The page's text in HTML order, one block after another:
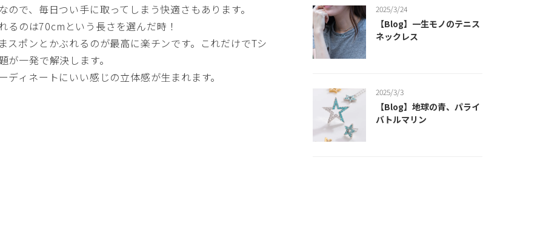
で、毎日つい手に取ってしまう快適さもあります。
るのは70cmという長さを選んだ時！
スポンとかぶれるのが最高に楽チンです。これだけでTシ
一発で解決します。
ィネートにいい感じの立体感が生まれます。
2025/3/24
【Blog】一生モノのテニス
ネックレス
2025/3/3
【Blog】地球の青、パライ
バトルマリン